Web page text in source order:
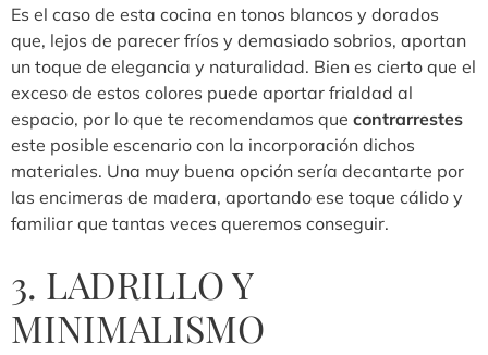
Es el caso de esta cocina en tonos blancos y dorados
que, lejos de parecer fríos y demasiado sobrios, aportan
un toque de elegancia y naturalidad. Bien es cierto que el
exceso de estos colores puede aportar frialdad al
espacio, por lo que te recomendamos que contrarrestes
este posible escenario con la incorporación dichos
materiales. Una muy buena opción sería decantarte por
las encimeras de madera, aportando ese toque cálido y
familiar que tantas veces queremos conseguir.
3. LADRILLO Y
MINIMALISMO